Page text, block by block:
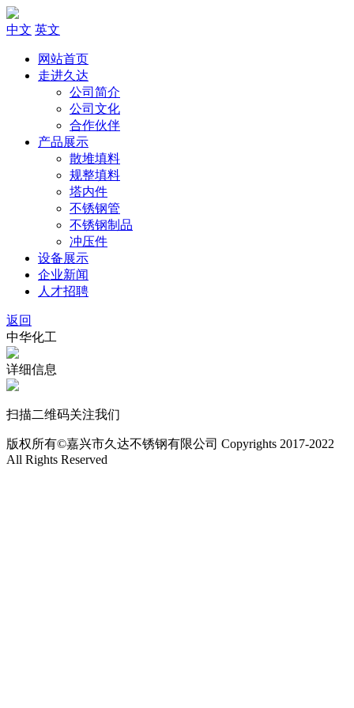
中文 英文
网站首页
走进久达
公司简介
公司文化
合作伙伴
产品展示
散堆填料
规整填料
塔内件
不锈钢管
不锈钢制品
冲压件
设备展示
企业新闻
人才招聘
返回
中华化工
详细信息
扫描二维码关注我们
版权所有©嘉兴市久达不锈钢有限公司 Copyrights 2017-2022
All Rights Reserved